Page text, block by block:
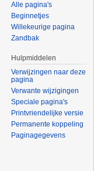
Alle pagina's
Beginnetjes
Willekeurige pagina
Zandbak
Hulpmiddelen
Verwijzingen naar deze
pagina
Verwante wijzigingen
Speciale pagina's
Printvriendelijke versie
Permanente koppeling
Paginagegevens